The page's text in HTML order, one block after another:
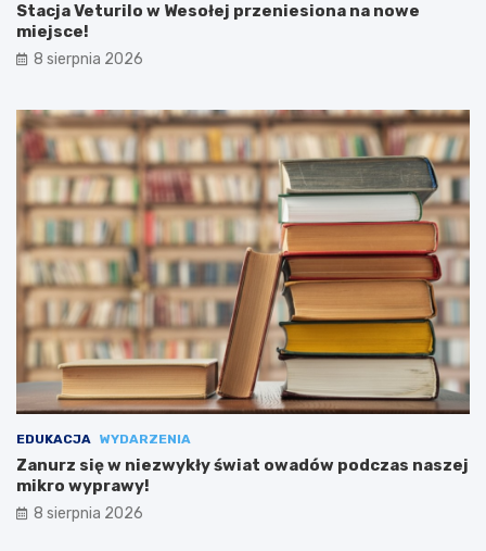
Stacja Veturilo w Wesołej przeniesiona na nowe
miejsce!
8 sierpnia 2026
EDUKACJA WYDARZENIA
Zanurz się w niezwykły świat owadów podczas naszej
mikro wyprawy!
8 sierpnia 2026